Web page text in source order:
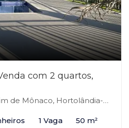
com 2 quartos,
de Mônaco, Hortolândia-SP
1 Vaga 50 m²